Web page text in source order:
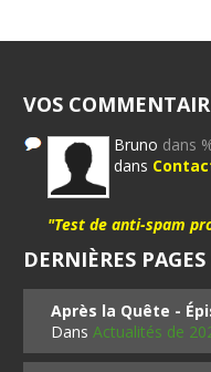
VOS
Bruno dans
dans
"Test de anti-spam
DERNIÈRES
Après la Quête -
DansActualités de